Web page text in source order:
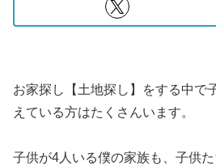
お家探し【土地探し】をする中で
えている方はたくさんいます。
子供が4人いる僕の家族も、子供